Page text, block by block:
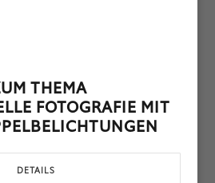
THEMA
FOTOGRAFIE MIT
DETAILS